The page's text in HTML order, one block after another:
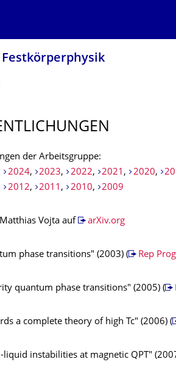
der Arbeitsgruppe:
2024, 2023, 2022, 2021 , 2020,
2012, 2011 , 2010, 2009
Vojta auf arXiv.org
phase transitions" (2003) ( Rep
quantum phase transitions" (2005) (
a complete theory of high Tc" (2006) (
liquid instabilities at magnetic QPT"